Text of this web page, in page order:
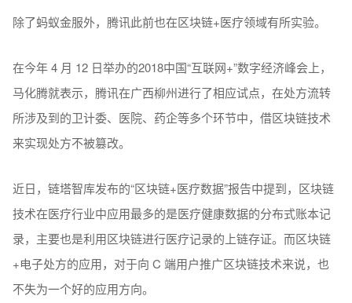
除了蚂蚁金服外，腾讯此前也在区块链+医疗领域有所实验。
在今年 4 月 12 日举办的2018中国“互联网+”数字经济峰会上，
马化腾就表示，腾讯在广西柳州进行了相应试点，在处方流转
所涉及到的卫计委、医院、药企等多个环节中，借区块链技术
来实现处方不被篡改。
近日，链塔智库发布的“区块链+医疗数据”报告中提到，区块链
技术在医疗行业中应用最多的是医疗健康数据的分布式账本记
录，主要也是利用区块链进行医疗记录的上链存证。而区块链
+电子处方的应用，对于向 C 端用户推广区块链技术来说，也
不失为一个好的应用方向。